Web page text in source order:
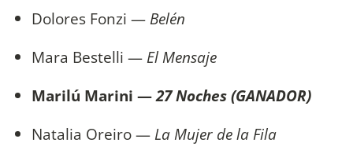
Dolores Fonzi — Belén
Mara Bestelli — El Mensaje
Marilú Marini —27 Noches (GANADOR)
Natalia Oreiro — La Mujer de la Fila